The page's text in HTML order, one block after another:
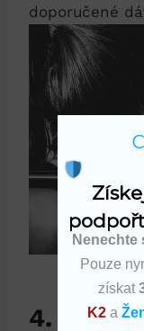
doporučené
4.
Pouze
získat
K2 a